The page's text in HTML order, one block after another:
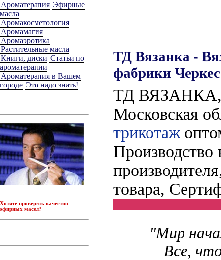
Ароматерапия Эфирные
масла
Аромакосметология
Аромамагия
Аромаэротика
Растительные масла
Книги, диски Статьи по
ароматерапии
Ароматерапия в Вашем
городе Это надо знать!
Хотите проверить качество
эфирных масел?
ТД Вязанка -
фабрики
ТД ВЯЗАНКА,
Московская
трикотаж
Производство
товара,
"Мир
Все,